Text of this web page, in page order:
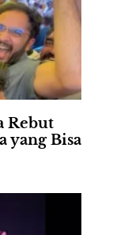
Rebut
yang Bisa